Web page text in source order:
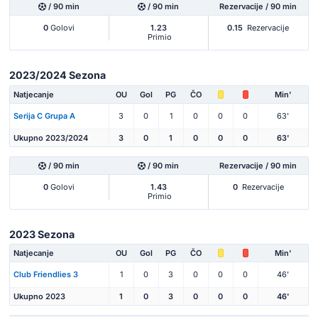
/ 90 min / 90 min Rezervacije / 90 min
0 Golovi
1.23
Primio
0.15 Rezervacije
2023/2024 Sezona
Natjecanje OU Gol PG ČO Min'
Serija C Grupa A 3 0 1 0 0 0 63'
Ukupno 2023/2024 3 0 1 0 0 0 63'
/ 90 min / 90 min Rezervacije / 90 min
0 Golovi
1.43
Primio
0 Rezervacije
2023 Sezona
Natjecanje OU Gol PG ČO Min'
Club Friendlies 3 1 0 3 0 0 0 46'
Ukupno 2023 1 0 3 0 0 0 46'